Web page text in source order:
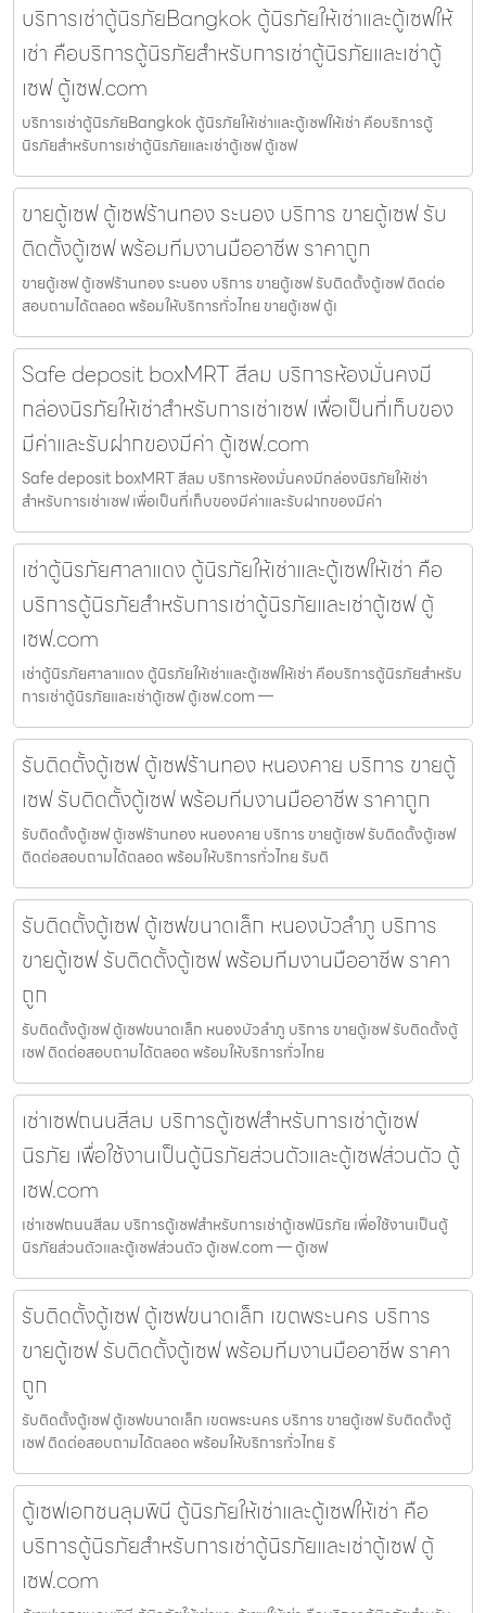
บริการเช่าตู้นิรภัยBangkok ตู้นิรภัยให้เช่าและตู้เซฟให้
เช่า คือบริการตู้นิรภัยสำหรับการเช่าตู้นิรภัยและเช่าตู้
เซฟ ตู้เซฟ.com
บริการเช่าตู้นิรภัยBangkok ตู้นิรภัยให้เช่าและตู้เซฟให้เช่า คือบริการตู้
นิรภัยสำหรับการเช่าตู้นิรภัยและเช่าตู้เซฟ ตู้เซฟ
ขายตู้เซฟ ตู้เซฟร้านทอง ระนอง บริการ ขายตู้เซฟ รับ
ติดตั้งตู้เซฟ พร้อมทีมงานมืออาชีพ ราคาถูก
ขายตู้เซฟ ตู้เซฟร้านทอง ระนอง บริการ ขายตู้เซฟ รับติดตั้งตู้เซฟ ติดต่อ
สอบถามได้ตลอด พร้อมให้บริการทั่วไทย ขายตู้เซฟ ตู้เ
Safe deposit boxMRT สีลม บริการห้องมั่นคงมี
กล่องนิรภัยให้เช่าสำหรับการเช่าเซฟ เพื่อเป็นที่เก็บของ
มีค่าและรับฝากของมีค่า ตู้เซฟ.com
Safe deposit boxMRT สีลม บริการห้องมั่นคงมีกล่องนิรภัยให้เช่า
สำหรับการเช่าเซฟ เพื่อเป็นที่เก็บของมีค่าและรับฝากของมีค่า
เช่าตู้นิรภัยศาลาแดง ตู้นิรภัยให้เช่าและตู้เซฟให้เช่า คือ
บริการตู้นิรภัยสำหรับการเช่าตู้นิรภัยและเช่าตู้เซฟ ตู้
เซฟ.com
เช่าตู้นิรภัยศาลาแดง ตู้นิรภัยให้เช่าและตู้เซฟให้เช่า คือบริการตู้นิรภัยสำหรับ
การเช่าตู้นิรภัยและเช่าตู้เซฟ ตู้เซฟ.com —
รับติดตั้งตู้เซฟ ตู้เซฟร้านทอง หนองคาย บริการ ขายตู้
เซฟ รับติดตั้งตู้เซฟ พร้อมทีมงานมืออาชีพ ราคาถูก
รับติดตั้งตู้เซฟ ตู้เซฟร้านทอง หนองคาย บริการ ขายตู้เซฟ รับติดตั้งตู้เซฟ
ติดต่อสอบถามได้ตลอด พร้อมให้บริการทั่วไทย รับติ
รับติดตั้งตู้เซฟ ตู้เซฟขนาดเล็ก หนองบัวลำภู บริการ
ขายตู้เซฟ รับติดตั้งตู้เซฟ พร้อมทีมงานมืออาชีพ ราคา
ถูก
รับติดตั้งตู้เซฟ ตู้เซฟขนาดเล็ก หนองบัวลำภู บริการ ขายตู้เซฟ รับติดตั้งตู้
เซฟ ติดต่อสอบถามได้ตลอด พร้อมให้บริการทั่วไทย
เช่าเซฟถนนสีลม บริการตู้เซฟสำหรับการเช่าตู้เซฟ
นิรภัย เพื่อใช้งานเป็นตู้นิรภัยส่วนตัวและตู้เซฟส่วนตัว ตู้
เซฟ.com
เช่าเซฟถนนสีลม บริการตู้เซฟสำหรับการเช่าตู้เซฟนิรภัย เพื่อใช้งานเป็นตู้
นิรภัยส่วนตัวและตู้เซฟส่วนตัว ตู้เซฟ.com — ตู้เซฟ
รับติดตั้งตู้เซฟ ตู้เซฟขนาดเล็ก เขตพระนคร บริการ
ขายตู้เซฟ รับติดตั้งตู้เซฟ พร้อมทีมงานมืออาชีพ ราคา
ถูก
รับติดตั้งตู้เซฟ ตู้เซฟขนาดเล็ก เขตพระนคร บริการ ขายตู้เซฟ รับติดตั้งตู้
เซฟ ติดต่อสอบถามได้ตลอด พร้อมให้บริการทั่วไทย รั
ตู้เซฟเอกชนลุมพินี ตู้นิรภัยให้เช่าและตู้เซฟให้เช่า คือ
บริการตู้นิรภัยสำหรับการเช่าตู้นิรภัยและเช่าตู้เซฟ ตู้
เซฟ.com